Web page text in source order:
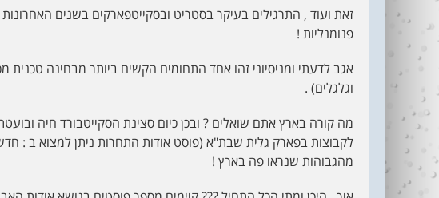
זאת ועוד , התרגילים בעיקר בסטריט ובסקייטפארקים בשנים
פנומנליות !
וגלגלים) .
מה קורה בארץ אתם שואלים ? ובכן כיום סצינת הסקייטבורד חיה
לקבוצות בפארק גלית שבת"א (פוסט אודות התחרות ניתן למצוא ב :
מהגבוהות שנראו פה בארץ !